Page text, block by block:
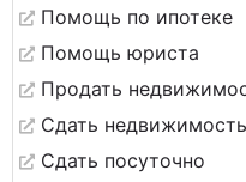
Помощь по ипотеке
Помощь юриста
Продать
Сдать недвижимость
Сдать посуточно